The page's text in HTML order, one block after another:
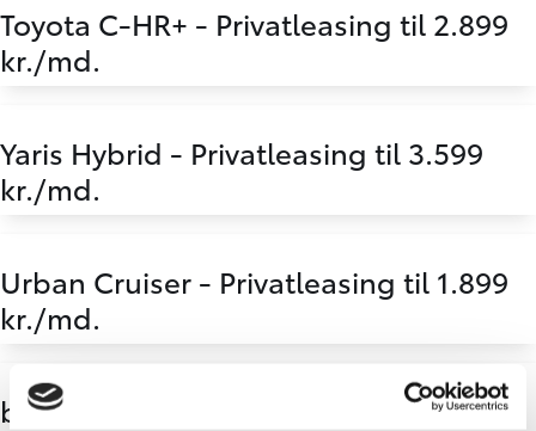
Toyota C-HR+ - Privatleasing til 2.899
kr./md.
Yaris Hybrid - Privatleasing til 3.599
kr./md.
Urban Cruiser - Privatleasing til 1.899
kr./md.
bZ4X - Privatleasing til 2.899 kr./md